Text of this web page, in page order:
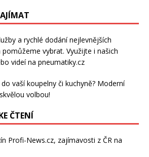
a rychlé dodánínejlevnějších
pomůžeme vybrat. Využijte i našich
videí na pneumatiky.cz
vaší koupelny či kuchyně? Moderní
volbou!
ČTENÍ
Profi-News.cz, zajímavosti z ČR na